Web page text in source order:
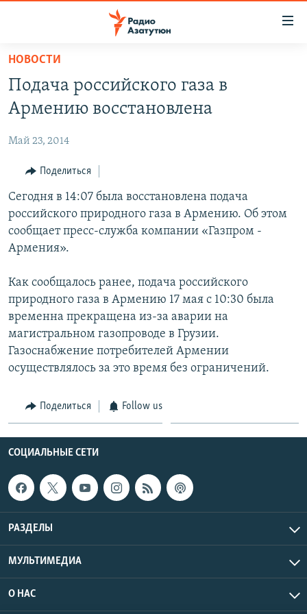
Перейти
основному
содержанию
Перейти
навигации
Перейти
поиску
НОВОСТИ
ПОЛИТИКА
ОБЩЕСТВО
ЭКОНОМИКА
РЕГИОН
НАГОРНЫЙ КАРАБАХ
КУЛЬТУРА
АРХИВ
Հայերեն
English
Все сайты Радио Азатутюн
НОВОСТИ
Подача российского газа в
Армению восстановлена
Май 23, 2014
Поделиться
Сегодня в 14:07 была восстановлена подача
российского природного газа в Армению. Об этом
сообщает пресс-служба компании «Газпром -
Армения».
Как сообщалось ранее, подача российского
природного газа в Армению 17 мая с 10:30 была
временна прекращена из-за аварии на
магистральном газопроводе в Грузии.
Газоснабжение потребителей Армении
осуществлялось за это время без ограничений.
Поделиться Follow us
СОЦИАЛЬНЫЕ СЕТИ
РАЗДЕЛЫ
МУЛЬТИМЕДИА
О НАС